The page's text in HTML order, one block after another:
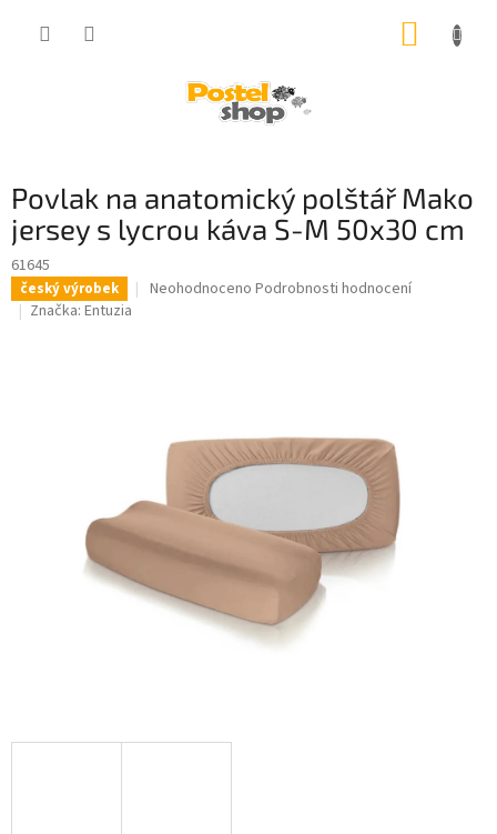
Povlak na anatomický polštář Mako
jersey s lycrou káva S-M 50x30 cm
61645
český výrobek
Průměrné
hvězdiček.
Neohodnoceno Podrobnosti hodnocení
Značka: Entuzia